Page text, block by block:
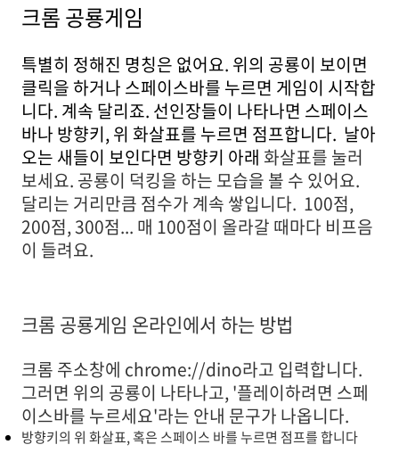
크롬 공룡게임
특별히 정해진 명칭은 없어요. 위의 공룡이 보이면
클릭을 하거나 스페이스바를 누르면 게임이 시작합
니다. 계속 달리죠. 선인장들이 나타나면 스페이스
바나 방향키, 위 화살표를 누르면 점프합니다. 날아
오는 새들이 보인다면 방향키 아래 화살표를 눌러
보세요. 공룡이 덕킹을 하는 모습을 볼 수 있어요.
달리는 거리만큼 점수가 계속 쌓입니다. 100점,
200점, 300점... 매 100점이 올라갈 때마다 비프음
이 들려요.
크롬 공룡게임 온라인에서 하는 방법
크롬 주소창에 chrome://dino라고 입력합니다.
그러면 위의 공룡이 나타나고, '플레이하려면 스페
이스바를 누르세요'라는 안내 문구가 나옵니다.
방향키의 위 화살표, 혹은 스페이스 바를 누르면 점프를 합니다